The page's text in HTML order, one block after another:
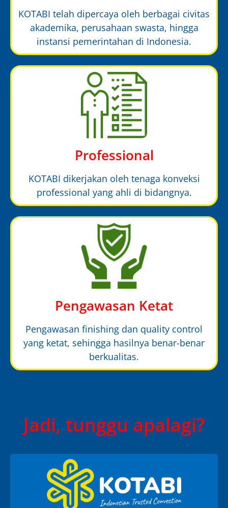
KOTABI telah dipercaya oleh berbagai civitas
akademika, perusahaan swasta, hingga
instansi pemerintahan di Indonesia.
Professional
KOTABI dikerjakan oleh tenaga konveksi
professional yang ahli di bidangnya.
Pengawasan Ketat
Pengawasan finishing dan quality control
yang ketat, sehingga hasilnya benar-benar
berkualitas.
Jadi, tunggu apalagi?